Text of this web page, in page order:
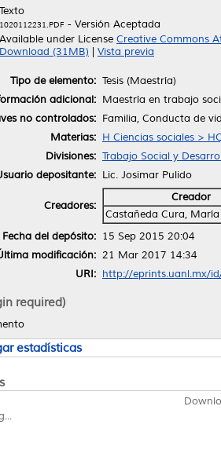
Texto
1020112231.PDF - Versión Aceptada
Available under License Creative Commons
Download (31MB)
Vista previa
Tipo de elemento: Tesis (Maestría)
adicional: Maestría en trabajo
no controlados: Familia, Conducta de
Materias: H Ciencias sociales >
Divisiones: Trabajo Social y
depositante: Lic. Josimar Pulido
Creadores:
Creador
Castañeda Cura,
Fecha del depósito: 15 Sep 2015 20:04
modificación: 21 Mar 2017 14:34
URI: http://eprints.uanl.mx/
required)
estadísticas